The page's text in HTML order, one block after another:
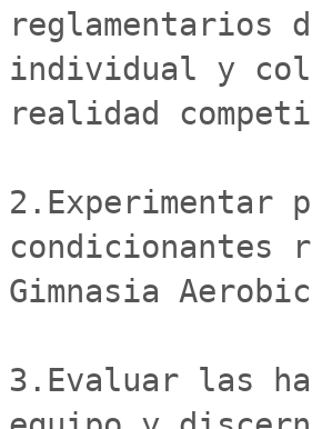
reglamentarios
individual y
realidad
2.Experimentar
condicionantes
Gimnasia
3.Evaluar las